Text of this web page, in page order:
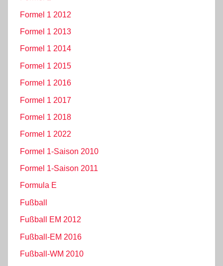
Formel 1 2012
Formel 1 2013
Formel 1 2014
Formel 1 2015
Formel 1 2016
Formel 1 2017
Formel 1 2018
Formel 1 2022
Formel 1-Saison 2010
Formel 1-Saison 2011
Formula E
Fußball
Fußball EM 2012
Fußball-EM 2016
Fußball-WM 2010